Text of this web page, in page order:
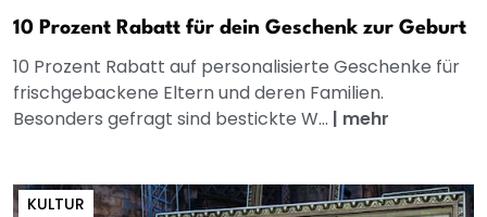
10 Prozent Rabatt für dein Geschenk zur Geburt
10 Prozent Rabatt auf personalisierte Geschenke für
frischgebackene Eltern und deren Familien.
Besonders gefragt sind bestickte W... | mehr
KULTUR